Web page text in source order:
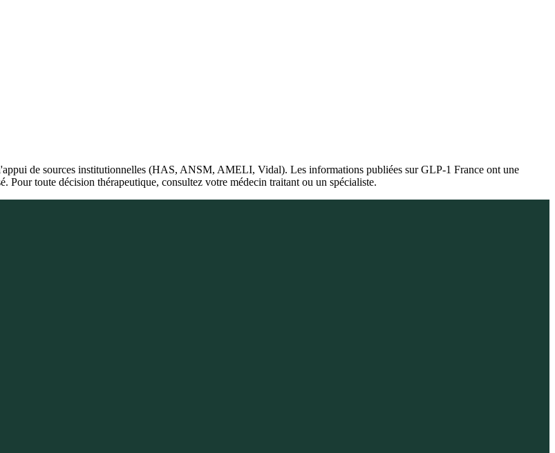
de sources institutionnelles (HAS, ANSM, AMELI, Vidal). Les informations publiées sur GLP-1 France ont une
Pour toute décision thérapeutique, consultez votre médecin traitant ou un spécialiste.